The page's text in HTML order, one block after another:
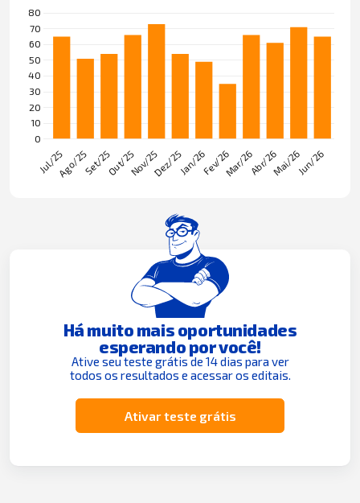
Há muito mais oportunidades
esperando por você!
Ative seu teste grátis de 14 dias para ver
todos os resultados e acessar os editais.
Ativar teste grátis